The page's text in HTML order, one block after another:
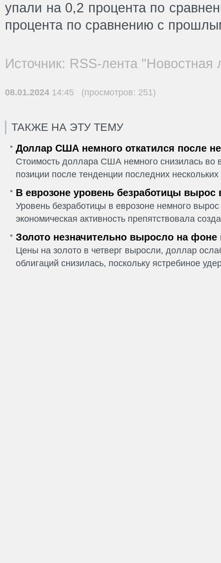
упали на 0,2 процента по
процента по сравнению с
Источник: RSS-лента "Новостная
08.01.2024 14:45 (просмотров: 251)
ТАКЖЕ НА ЭТУ ТЕМУ
Доллар США немного откатился после
Стоимость доллара США немного снизилась во
позиции после тенденции последних
В еврозоне уровень безработицы вырос
Уровень безработицы в еврозоне немного
экономическая активность препятствовала
Золото незначительно выросло на фоне
Цены на золото в четверг выросли, доллар
облигаций снизилась, поскольку ястребиное